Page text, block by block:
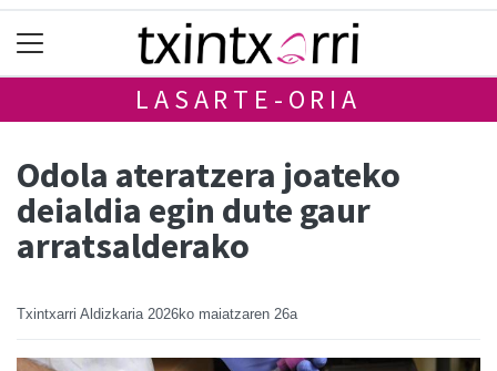
LASARTE-ORIA
Odola ateratzera joateko
deialdia egin dute gaur
arratsalderako
Txintxarri Aldizkaria 2026ko maiatzaren 26a